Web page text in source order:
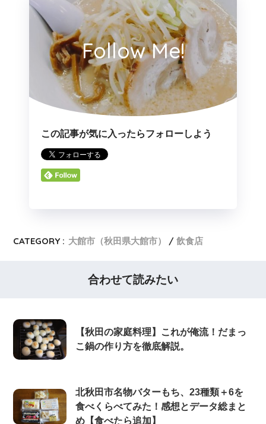
Follow Me!
この記事が気に入ったらフォローしよう
CATEGORY : 大館市（秋田県大館市） 飲食店
合わせて読みたい
【秋田の家庭料理】これが俺流！だまっ
こ鍋の作り方を徹底解説。
北秋田市名物バターもち、23種類＋6を
食べくらべてみた！感想とデータ総まと
め【食べたら追加】